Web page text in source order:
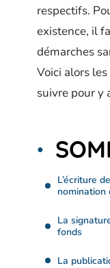
respectifs.
existence, il
démarches
Voici alors
suivre pour y
L’écriture
nomination
La
fonds
La